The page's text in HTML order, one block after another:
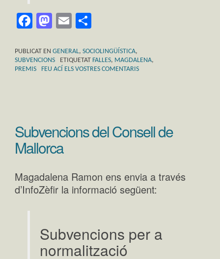
Facebook
Mastodon
Email
PUBLICAT EN GENERAL, SOCIOLINGÜÍSTICA,
SUBVENCIONS
ETIQUETAT FALLES, MAGDALENA,
PREMIS
FEU ACÍ ELS VOSTRES COMENTARIS
Subvencions del Consell de
Mallorca
Magadalena Ramon ens envia a través
d’InfoZèfir la informació següent:
Subvencions per a
normalització